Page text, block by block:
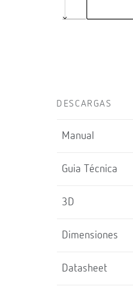
DESCARGAS
Manual
Guia Técnica
3D
Dimensiones
Datasheet